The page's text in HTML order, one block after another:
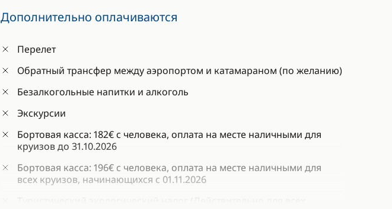
Дополнительно оплачиваются
Перелет
Обратный трансфер между аэропортом и катамараном (по желанию)
Безалкогольные напитки и алкоголь
Экскурсии
Бортовая касса: 182€ с человека, оплата на месте наличными для
круизов до 31.10.2026
Бортовая касса: 196€ с человека, оплата на месте наличными для
всех круизов, начинающихся с 01.11.2026